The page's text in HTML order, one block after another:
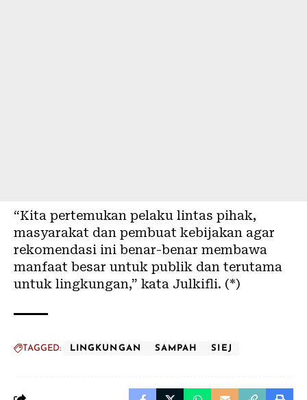
“Kita pertemukan pelaku lintas pihak,
masyarakat dan pembuat kebijakan agar
rekomendasi ini benar-benar membawa
manfaat besar untuk publik dan terutama
untuk lingkungan,” kata Julkifli. (*)
TAGGED: LINGKUNGAN SAMPAH SIEJ